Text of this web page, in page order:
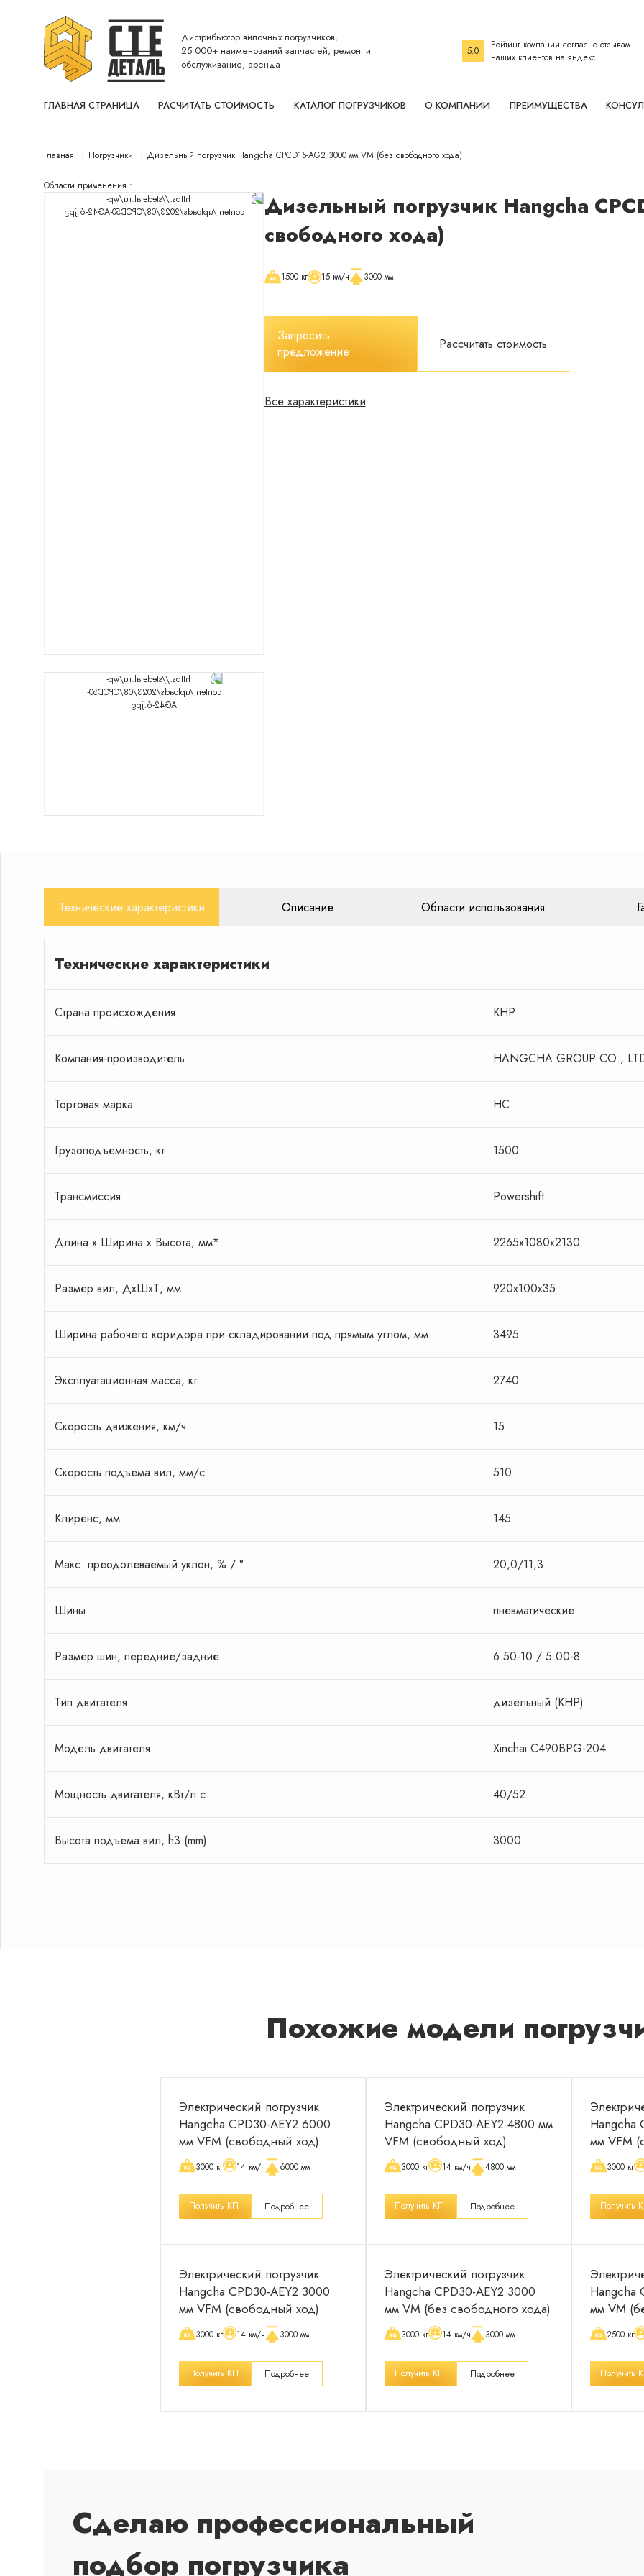
Дистрибьютор вилочных погрузчиков,
25 000+ наименований запчастей, ремонт и
обслуживание, аренда
5.0
Рейтинг компании согласно отзывам
наших клиентов на яндекс
ГЛАВНАЯ СТРАНИЦА РАСЧИТАТЬ СТОИМОСТЬ КАТАЛОГ ПОГРУЗЧИКОВ О КОМПАНИИ ПРЕИМУЩЕСТВА
Главная → Погрузчики → Дизельный погрузчик Hangcha CPCD15-AG2 3000 мм VM (без свободного хода)
Области применения :
Дизельный погрузчик Hangcha
свободного хода)
1500 кг 15 км/ч 3000 мм
Запросить
предложение
Рассчитать стоимость
Все характеристики
Технические характеристики Описание Области использования
Технические характеристики
Страна происхождения КНР
Компания-производитель HANGCHA GROUP CO.,
Торговая марка HC
Грузоподъемность, кг 1500
Трансмиссия Powershift
Длина x Ширина x Высота, мм* 2265x1080x2130
Размер вил, ДxШxТ, мм 920x100x35
Ширина рабочего коридора при складировании под прямым углом, мм 3495
Эксплуатационная масса, кг 2740
Скорость движения, км/ч 15
Скорость подъема вил, мм/с 510
Клиренс, мм 145
Макс. преодолеваемый уклон, % / ° 20,0/11,3
Шины пневматические
Размер шин, передние/задние 6.50-10 / 5.00-8
Тип двигателя дизельный (КНР)
Модель двигателя Xinchai С490BPG-204
Мощность двигателя, кВт/л.с. 40/52
Высота подъема вил, h3 (mm) 3000
Похожие модели
Электрический погрузчик
Hangcha CPD30-AEY2 6000
мм VFM (свободный ход)
3000 кг 14 км/ч 6000 мм
Получить КП Подробнее
Электрический погрузчик
Hangcha CPD30-AEY2 4800 мм
VFM (свободный ход)
3000 кг 14 км/ч 4800 мм
Получить КП Подробнее
Hangcha
мм VFM
3000 кг
Получить
Электрический погрузчик
Hangcha CPD30-AEY2 3000
мм VFM (свободный ход)
3000 кг 14 км/ч 3000 мм
Получить КП Подробнее
Электрический погрузчик
Hangcha CPD30-AEY2 3000
мм VM (без свободного хода)
3000 кг 14 км/ч 3000 мм
Получить КП Подробнее
Hangcha
мм VM
2500 кг
Получить
Сделаю профессиональный
подбор погрузчика
Сделаю проффесиональный
Я даю согласие на обработку персональных
предложение по вилочному